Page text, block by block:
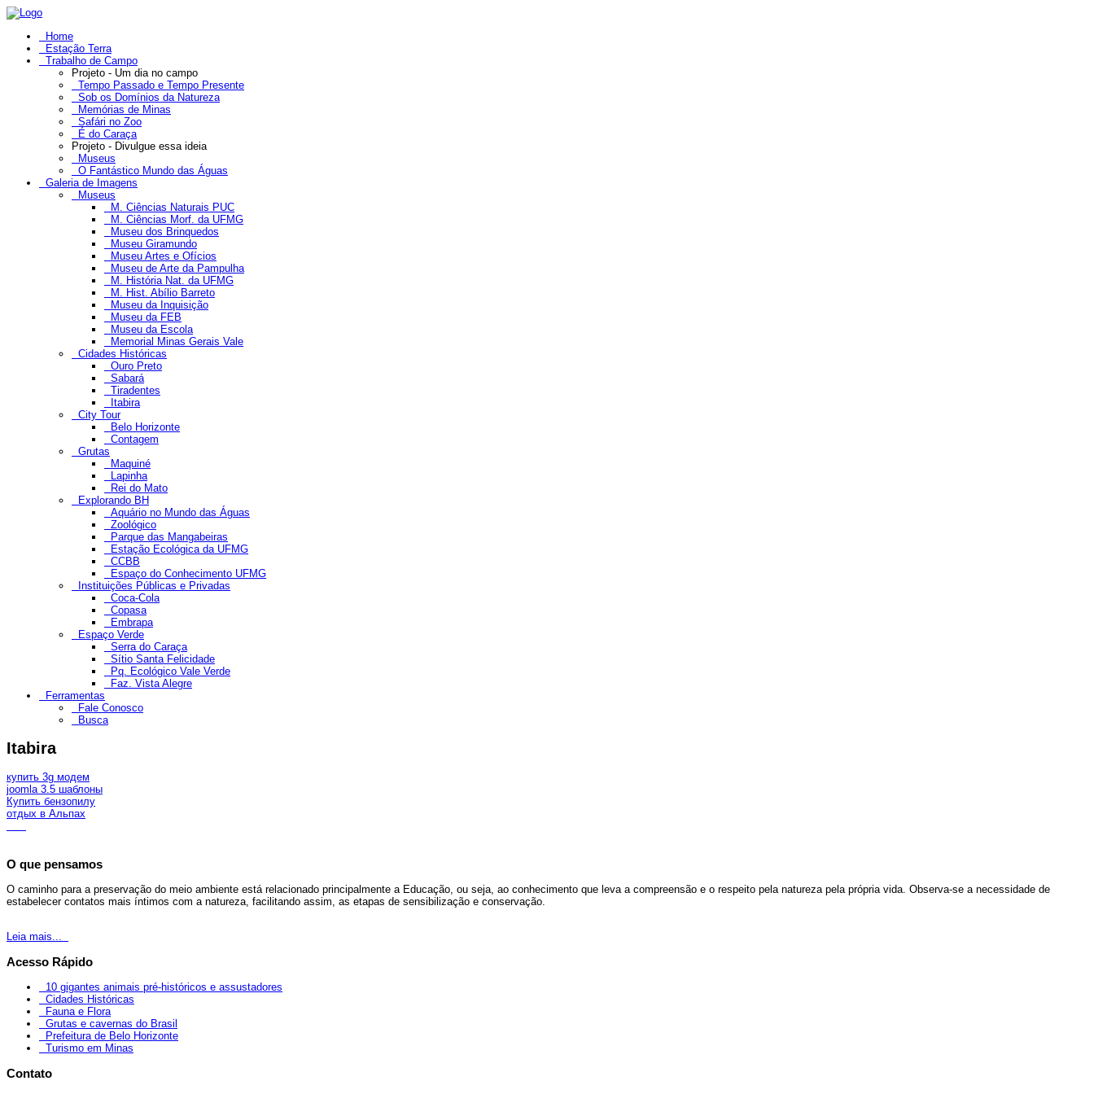
Home
Estação Terra
Trabalho de Campo
Projeto - Um dia no campo
Tempo Passado e Tempo Presente
Sob os Domínios da Natureza
Memórias de Minas
Safári no Zoo
É do Caraça
Projeto - Divulgue essa ideia
Museus
O Fantástico Mundo das Águas
Galeria de Imagens
Museus
M. Ciências Naturais PUC
M. Ciências Morf. da UFMG
Museu dos Brinquedos
Museu Giramundo
Museu Artes e Ofícios
Museu de Arte da Pampulha
M. História Nat. da UFMG
M. Hist. Abílio Barreto
Museu da Inquisição
Museu da FEB
Museu da Escola
Memorial Minas Gerais Vale
Cidades Históricas
Ouro Preto
Sabará
Tiradentes
Itabira
City Tour
Belo Horizonte
Contagem
Grutas
Maquiné
Lapinha
Rei do Mato
Explorando BH
Aquário no Mundo das Águas
Zoológico
Parque das Mangabeiras
Estação Ecológica da UFMG
CCBB
Espaço do Conhecimento UFMG
Instituições Públicas e Privadas
Coca-Cola
Copasa
Embrapa
Espaço Verde
Serra do Caraça
Sítio Santa Felicidade
Pq. Ecológico Vale Verde
Faz. Vista Alegre
Ferramentas
Fale Conosco
Busca
Itabira
купить 3g модем
joomla 3.5 шаблоны
Купить бензопилу
отдых в Альпах
O que pensamos
O caminho para a preservação do meio ambiente está relacionado principalmente a Educação, ou seja, ao conhecimento que leva a compreensão e o respeito pela natureza pela própria vida. Observa-se a necessidade de
estabelecer contatos mais íntimos com a natureza, facilitando assim, as etapas de sensibilização e conservação.
Leia mais...
Acesso Rápido
10 gigantes animais pré-históricos e assustadores
Cidades Históricas
Fauna e Flora
Grutas e cavernas do Brasil
Prefeitura de Belo Horizonte
Turismo em Minas
Contato